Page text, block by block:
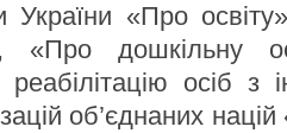
України «Про
«Про дошкільну
осіб з
об’єднаних